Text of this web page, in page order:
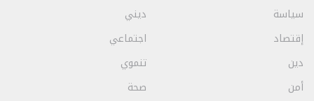
سياسة
إقتصاد
دين
أمن
ديني
اجتماعي
تنموي
صحة